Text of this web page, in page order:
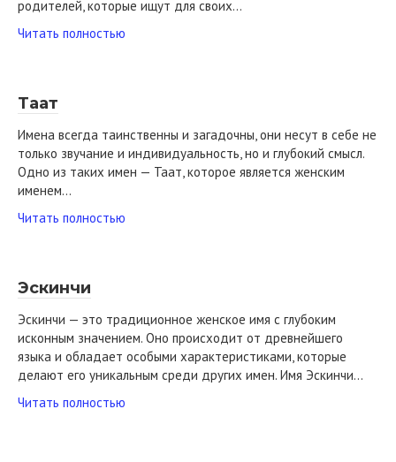
родителей, которые ищут для своих…
Читать полностью
Таат
Имена всегда таинственны и загадочны, они несут в себе не
только звучание и индивидуальность, но и глубокий смысл.
Одно из таких имен — Таат, которое является женским
именем…
Читать полностью
Эскинчи
Эскинчи — это традиционное женское имя с глубоким
исконным значением. Оно происходит от древнейшего
языка и обладает особыми характеристиками, которые
делают его уникальным среди других имен. Имя Эскинчи…
Читать полностью